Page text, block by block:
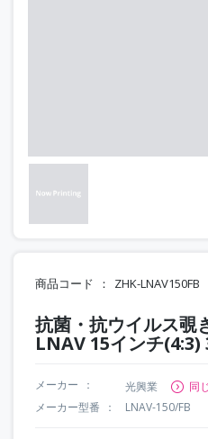
商品コード ZHK-LNAV150FB
抗菌・抗ウイルス覗
LNAV 15インチ
メーカー 光興業
同
メーカー型番
LNAV-150/FB